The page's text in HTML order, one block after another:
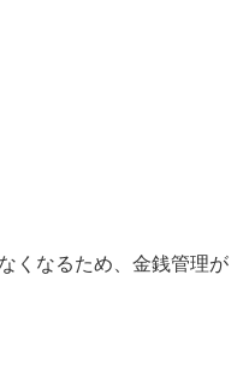
くなるため、金銭管理が